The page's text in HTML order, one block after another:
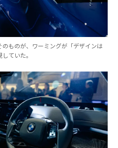
ものが、ワーミングが「デザインは
ていた。